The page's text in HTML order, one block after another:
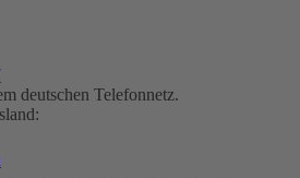
deutschen Telefonnetz.